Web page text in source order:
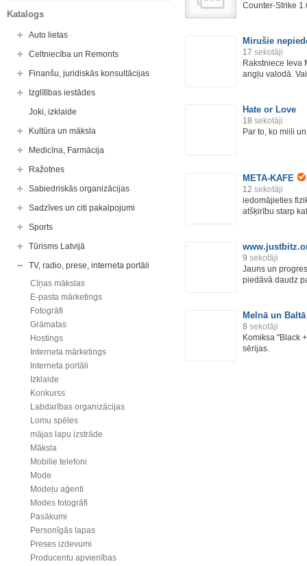
Katalogs
Auto lietas
Celtniecība un Remonts
Finanšu, juridiskās konsultācijas
Izglītības iestādes
Joki, izklaide
Kultūra un māksla
Medicīna, Farmācija
Ražotnes
Sabiedriskās organizācijas
Sadzīves un citi pakalpojumi
Sports
Tūrisms Latvijā
TV, radio, prese, interneta portāli
Cīņas mākslas
E-pasta mārketings
Fotogrāfi
Grāmatas
Hostings
Interneta mārketings
Interneta portāli
Izklaide
Konkurss
Labdarības organizācijas
Lomu spēles
mājas lapu izstrāde
Māksla
Mobilie telefoni
Mode
Modeļu aģenti
Modes fotogrāfi
Pasākumi
Personīgās lapas
Preses izdevumi
Producentu apvienības
Counter-Strike
Mirušie
17 sekotāji
Rakstniece Ieva
angļu valodā.
Hate or Love
18 sekotāji
Par to, ko miili
META-KAFE
12 sekotāji
iedomājieties
atšķirību starp
9 sekotāji
Jauns un
piedāvā daudz
Melnā un
8 sekotāji
Komiksa "Black
sērijas.